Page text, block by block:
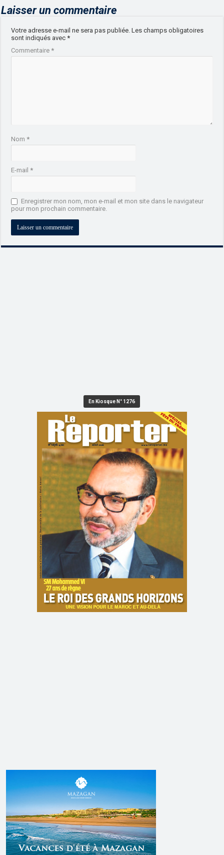
Laisser un commentaire
Votre adresse e-mail ne sera pas publiée. Les champs obligatoires
sont indiqués avec*
Commentaire*
Nom*
E-mail*
Enregistrer mon nom, mon e-mail et mon site dans le navigateur
pour mon prochain commentaire.
En Kiosque N° 1276